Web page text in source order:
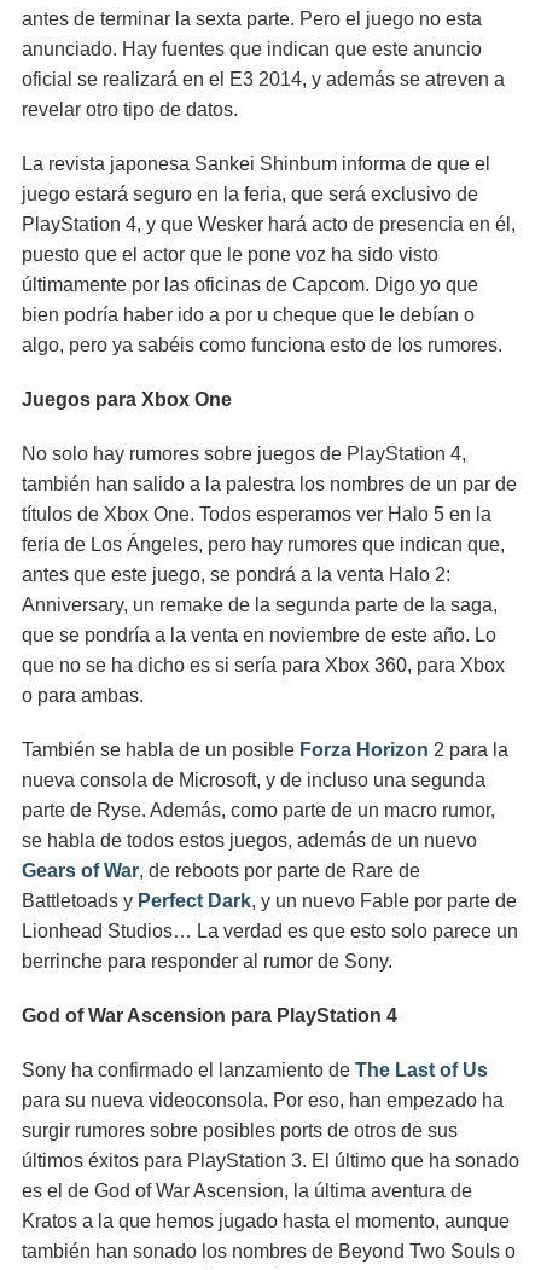
antes de terminar la sexta parte. Pero el juego no esta
anunciado. Hay fuentes que indican que este anuncio
oficial se realizará en el E3 2014, y además se atreven a
revelar otro tipo de datos.
La revista japonesa Sankei Shinbum informa de que el
juego estará seguro en la feria, que será exclusivo de
PlayStation 4, y que Wesker hará acto de presencia en él,
puesto que el actor que le pone voz ha sido visto
últimamente por las oficinas de Capcom. Digo yo que
bien podría haber ido a por u cheque que le debían o
algo, pero ya sabéis como funciona esto de los rumores.
Juegos para Xbox One
No solo hay rumores sobre juegos de PlayStation 4,
también han salido a la palestra los nombres de un par de
títulos de Xbox One. Todos esperamos ver Halo 5 en la
feria de Los Ángeles, pero hay rumores que indican que,
antes que este juego, se pondrá a la venta Halo 2:
Anniversary, un remake de la segunda parte de la saga,
que se pondría a la venta en noviembre de este año. Lo
que no se ha dicho es si sería para Xbox 360, para Xbox
o para ambas.
También se habla de un posible Forza Horizon 2 para la
nueva consola de Microsoft, y de incluso una segunda
parte de Ryse. Además, como parte de un macro rumor,
se habla de todos estos juegos, además de un nuevo
Gears of War, de reboots por parte de Rare de
Battletoads y Perfect Dark, y un nuevo Fable por parte de
Lionhead Studios… La verdad es que esto solo parece un
berrinche para responder al rumor de Sony.
God of War Ascension para PlayStation 4
Sony ha confirmado el lanzamiento de The Last of Us
para su nueva videoconsola. Por eso, han empezado ha
surgir rumores sobre posibles ports de otros de sus
últimos éxitos para PlayStation 3. El último que ha sonado
es el de God of War Ascension, la última aventura de
Kratos a la que hemos jugado hasta el momento, aunque
también han sonado los nombres de Beyond Two Souls o